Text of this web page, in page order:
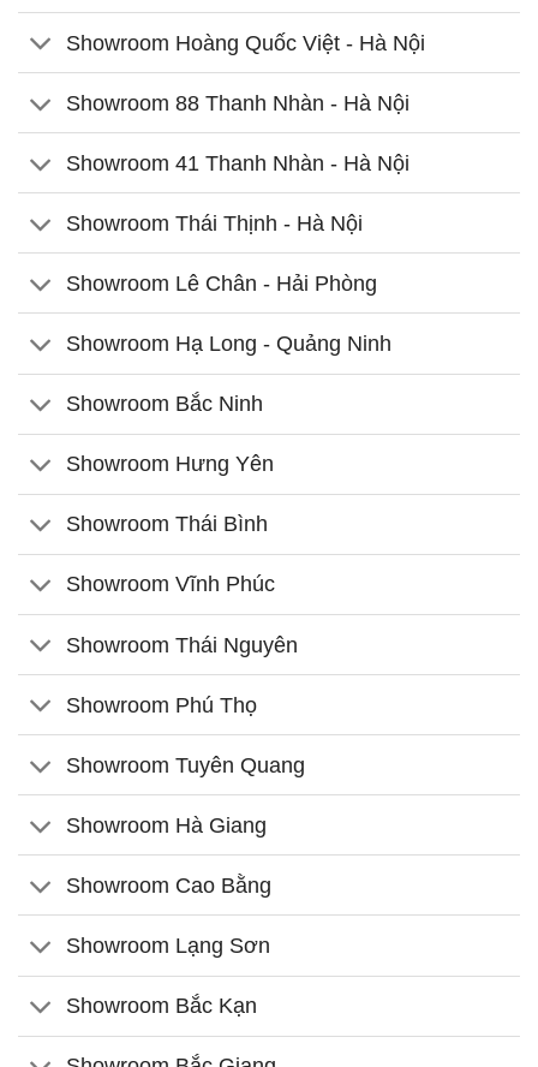
Showroom Hoàng Quốc Việt - Hà Nội
Showroom 88 Thanh Nhàn - Hà Nội
Showroom 41 Thanh Nhàn - Hà Nội
Showroom Thái Thịnh - Hà Nội
Showroom Lê Chân - Hải Phòng
Showroom Hạ Long - Quảng Ninh
Showroom Bắc Ninh
Showroom Hưng Yên
Showroom Thái Bình
Showroom Vĩnh Phúc
Showroom Thái Nguyên
Showroom Phú Thọ
Showroom Tuyên Quang
Showroom Hà Giang
Showroom Cao Bằng
Showroom Lạng Sơn
Showroom Bắc Kạn